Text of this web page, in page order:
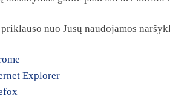
nuo Jūsų naudojamos
Explorer